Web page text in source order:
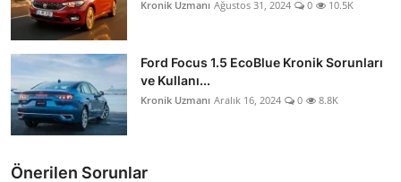
Kronik Uzmanı Ağustos 31, 2024 0 10.5K
Ford Focus 1.5 EcoBlue Kronik Sorunları
ve Kullanı...
Kronik Uzmanı Aralık 16, 2024 0 8.8K
Önerilen Sorunlar